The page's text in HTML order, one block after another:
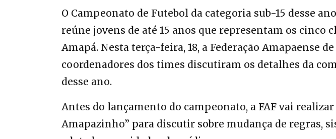
O Campeonato de Futebol da categoria sub-15 desse
reúne jovens de até 15 anos que representam os cinco
Amapá. Nesta terça-feira, 18, a Federação Amapaense
coordenadores dos times discutiram os detalhes da
desse ano.
Antes do lançamento do campeonato, a FAF vai realizar
Amapazinho” para discutir sobre mudança de regras,